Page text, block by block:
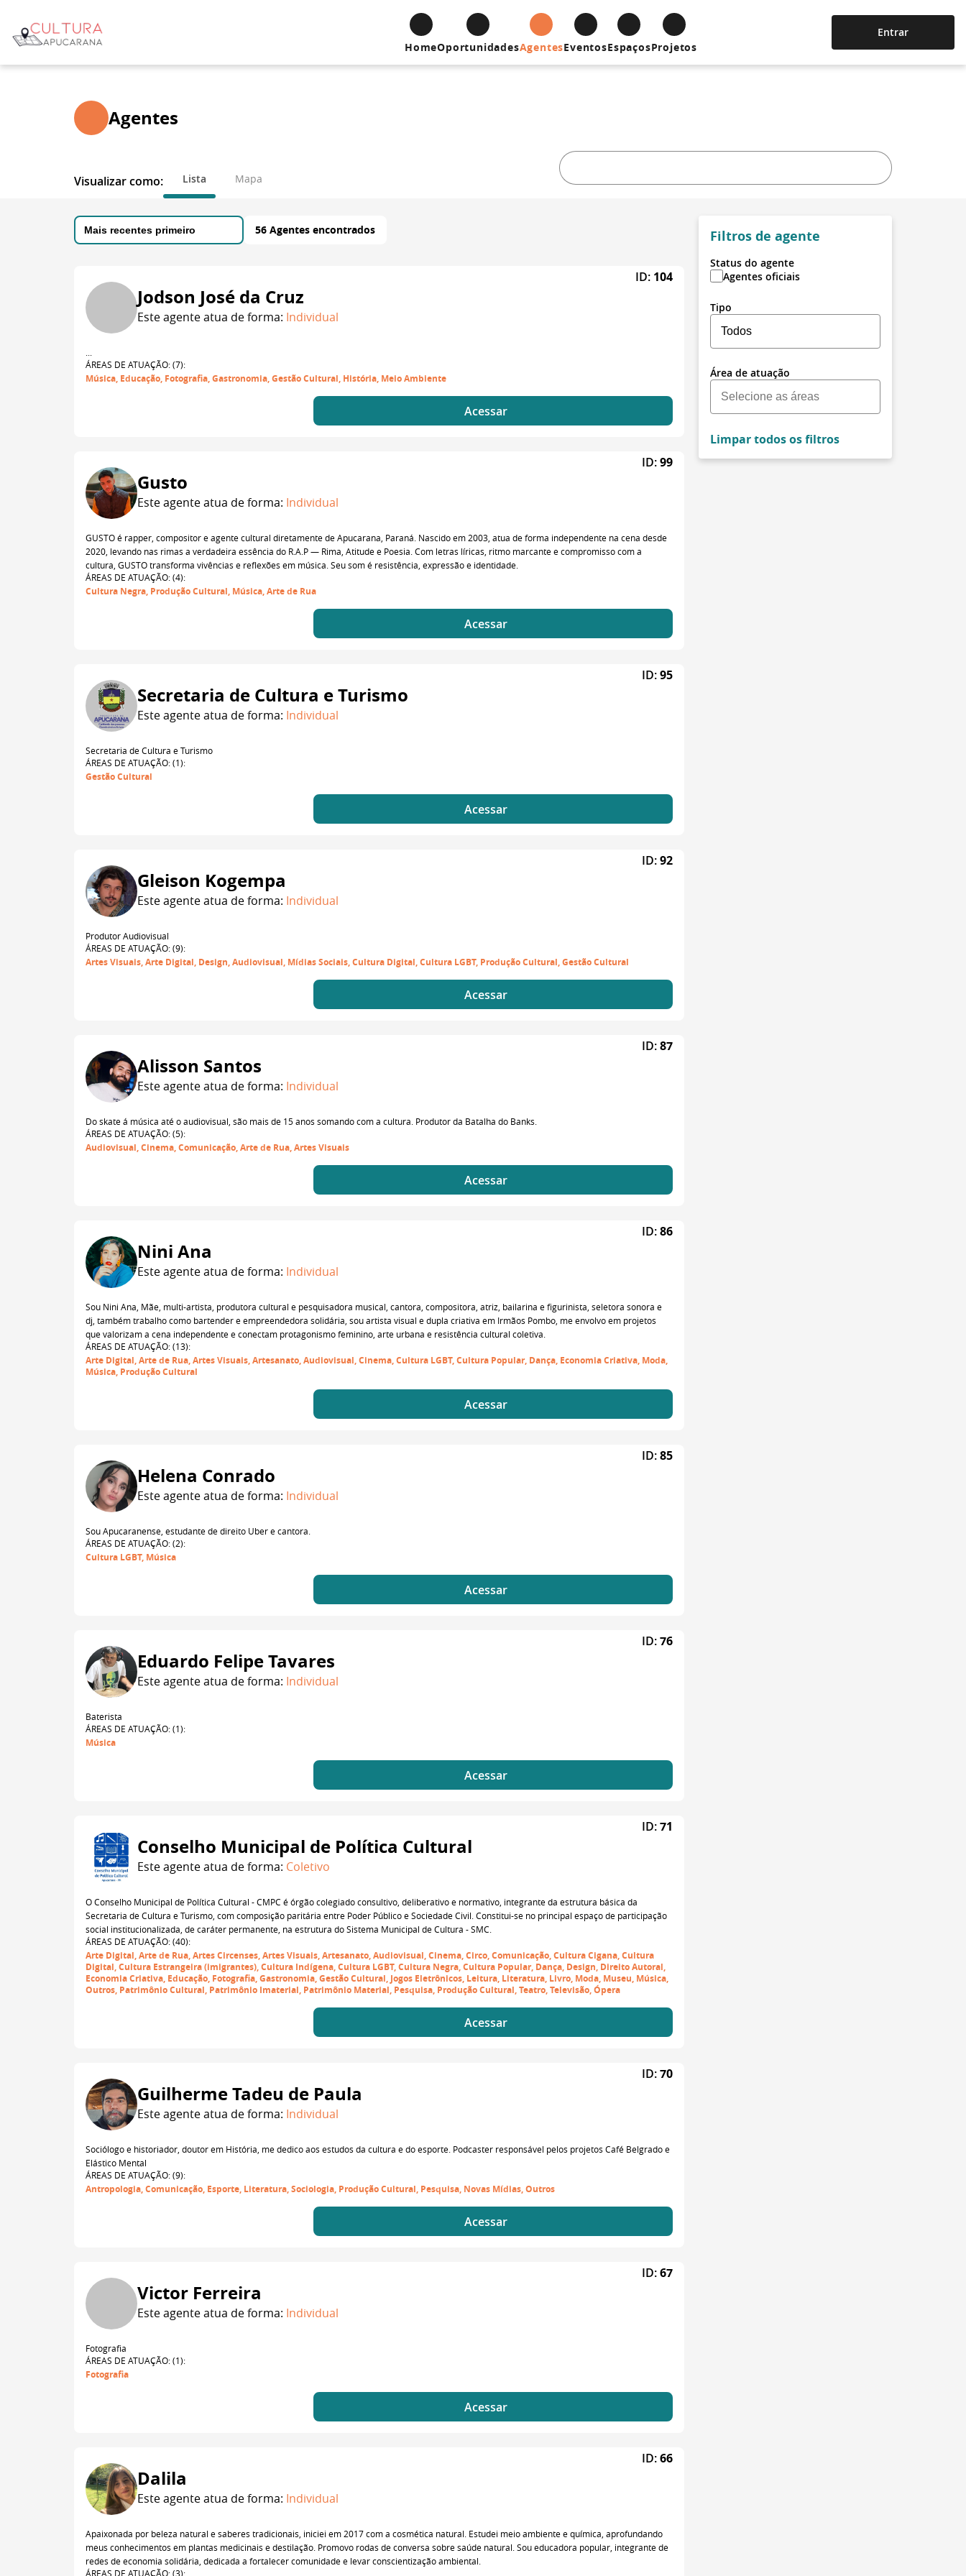
HomeOportunidadesAgentesEventosEspaçosProjetos
Entrar
Agentes
Visualizar como: Lista Mapa
Filtros de agente
Status do agente
Agentes oficiais
Tipo
Área de atuação
Limpar todos os filtros
56 Agentes encontrados
Jodson José da Cruz
Este agente atua de forma: Individual
ID: 104
ÁREAS DE ATUAÇÃO: (7):
Música, Educação, Fotografia, Gastronomia, Gestão Cultural, História, Meio Ambiente
Acessar
Gusto
Este agente atua de forma: Individual
ID:99
GUSTO é rapper, compositor e agente cultural diretamente de Apucarana, Paraná. Nascido em 2003, atua de forma independente na cena desde
2020, levando nas rimas a verdadeira essência do R.A.P — Rima, Atitude e Poesia. Com letras líricas, ritmo marcante e compromisso com a
cultura, GUSTO transforma vivências e reflexões em música. Seu som é resistência, expressão e identidade.
ÁREAS DE ATUAÇÃO: (4):
Cultura Negra, Produção Cultural, Música, Arte de Rua
Acessar
Secretaria de Cultura e Turismo
Este agente atua de forma: Individual
ID:95
Secretaria de Cultura e Turismo
ÁREAS DE ATUAÇÃO: (1):
Gestão Cultural
Acessar
Gleison Kogempa
Este agente atua de forma: Individual
ID:92
Produtor Audiovisual
ÁREAS DE ATUAÇÃO: (9):
Artes Visuais, Arte Digital, Design, Audiovisual, Mídias Sociais, Cultura Digital, Cultura LGBT, Produção Cultural, Gestão Cultural
Acessar
Alisson Santos
Este agente atua de forma: Individual
ID:87
Do skate á música até o audiovisual, são mais de 15 anos somando com a cultura. Produtor da Batalha do Banks.
ÁREAS DE ATUAÇÃO: (5):
Audiovisual, Cinema, Comunicação, Arte de Rua, Artes Visuais
Acessar
Nini Ana
Este agente atua de forma: Individual
ID:86
Sou Nini Ana, Mãe, multi-artista, produtora cultural e pesquisadora musical, cantora, compositora, atriz, bailarina e figurinista, seletora sonora e
dj, também trabalho como bartender e empreendedora solidária, sou artista visual e dupla criativa em Irmãos Pombo, me envolvo em projetos
que valorizam a cena independente e conectam protagonismo feminino, arte urbana e resistência cultural coletiva.
ÁREAS DE ATUAÇÃO: (13):
Arte Digital, Arte de Rua, Artes Visuais, Artesanato, Audiovisual, Cinema, Cultura LGBT, Cultura Popular, Dança, Economia Criativa, Moda,
Música, Produção Cultural
Acessar
Helena Conrado
Este agente atua de forma: Individual
ID:85
Sou Apucaranense, estudante de direito Uber e cantora.
ÁREAS DE ATUAÇÃO: (2):
Cultura LGBT, Música
Acessar
Eduardo Felipe Tavares
Este agente atua de forma: Individual
ID:76
Baterista
ÁREAS DE ATUAÇÃO: (1):
Música
Acessar
Conselho Municipal de Política Cultural
Este agente atua de forma: Coletivo
ID:71
O Conselho Municipal de Política Cultural - CMPC é órgão colegiado consultivo, deliberativo e normativo, integrante da estrutura básica da
Secretaria de Cultura e Turismo, com composição paritária entre Poder Público e Sociedade Civil. Constitui-se no principal espaço de participação
social institucionalizada, de caráter permanente, na estrutura do Sistema Municipal de Cultura - SMC.
ÁREAS DE ATUAÇÃO: (40):
Arte Digital, Arte de Rua, Artes Circenses, Artes Visuais, Artesanato, Audiovisual, Cinema, Circo, Comunicação, Cultura Cigana, Cultura
Digital, Cultura Estrangeira (imigrantes), Cultura Indígena, Cultura LGBT, Cultura Negra, Cultura Popular, Dança, Design, Direito Autoral,
Economia Criativa, Educação, Fotografia, Gastronomia, Gestão Cultural, Jogos Eletrônicos, Leitura, Literatura, Livro, Moda, Museu, Música,
Outros, Patrimônio Cultural, Patrimônio Imaterial, Patrimônio Material, Pesquisa, Produção Cultural, Teatro, Televisão, Ópera
Acessar
Guilherme Tadeu de Paula
Este agente atua de forma: Individual
ID:70
Sociólogo e historiador, doutor em História, me dedico aos estudos da cultura e do esporte. Podcaster responsável pelos projetos Café Belgrado e
Elástico Mental
ÁREAS DE ATUAÇÃO: (9):
Antropologia, Comunicação, Esporte, Literatura, Sociologia, Produção Cultural, Pesquisa, Novas Mídias, Outros
Acessar
Victor Ferreira
Este agente atua de forma: Individual
ID:67
Fotografia
ÁREAS DE ATUAÇÃO: (1):
Fotografia
Acessar
Dalila
Este agente atua de forma: Individual
ID:66
Apaixonada por beleza natural e saberes tradicionais, iniciei em 2017 com a cosmética natural. Estudei meio ambiente e química, aprofundando
meus conhecimentos em plantas medicinais e destilação. Promovo rodas de conversa sobre saúde natural. Sou educadora popular, integrante de
redes de economia solidária, dedicada a fortalecer comunidade e levar conscientização ambiental.
ÁREAS DE ATUAÇÃO: (3):